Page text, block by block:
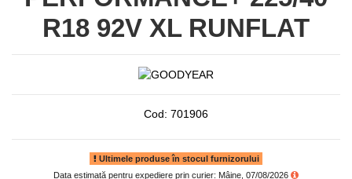
R18 92V XL RUNFLAT
Cod: 701906
Ultimele produse în stocul furnizorului
Data estimată pentru expediere prin curier: Mâine, 07/08/2026